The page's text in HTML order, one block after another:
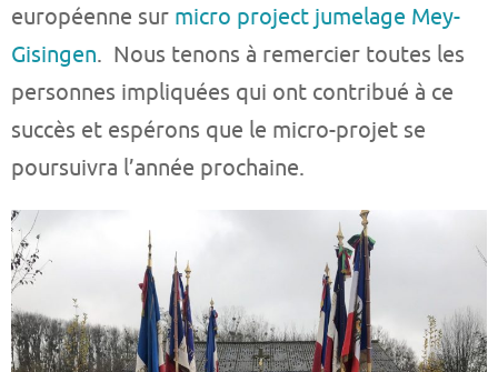
européenne sur micro project jumelage Mey-
Gisingen. Nous tenons à remercier toutes les
personnes impliquées qui ont contribué à ce
succès et espérons que le micro-projet se
poursuivra l’année prochaine.